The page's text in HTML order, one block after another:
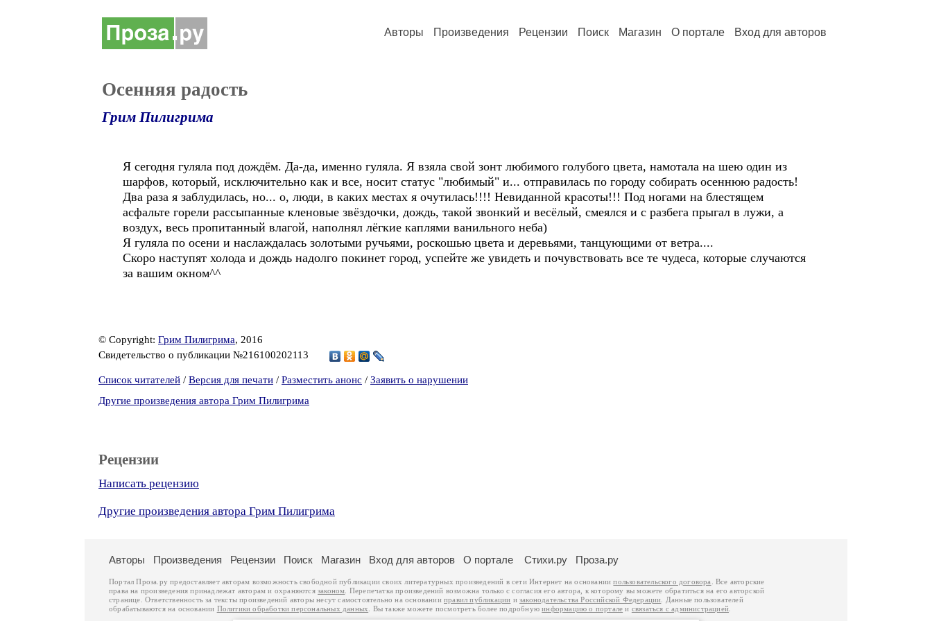
Авторы Произведения Рецензии Поиск Магазин О портале Вход для авторов
Осенняя радость
Грим Пилигрима
Я сегодня гуляла под дождём. Да-да, именно гуляла. Я взяла свой зонт любимого голубого цвета, намотала на шею один из
шарфов, который, исключительно как и все, носит статус "любимый" и... отправилась по городу собирать осеннюю радость!
Два раза я заблудилась, но... о, люди, в каких местах я очутилась!!!! Невиданной красоты!!! Под ногами на блестящем
асфальте горели рассыпанные кленовые звёздочки, дождь, такой звонкий и весёлый, смеялся и с разбега прыгал в лужи, а
воздух, весь пропитанный влагой, наполнял лёгкие каплями ванильного неба)
Я гуляла по осени и наслаждалась золотыми ручьями, роскошью цвета и деревьями, танцующими от ветра....
Скоро наступят холода и дождь надолго покинет город, успейте же увидеть и почувствовать все те чудеса, которые случаются
за вашим окном^^
© Copyright: Грим Пилигрима, 2016
Свидетельство о публикации №216100202113
Список читателей / Версия для печати / Разместить анонс / Заявить о нарушении
Другие произведения автора Грим Пилигрима
Рецензии
Написать рецензию
Другие произведения автора Грим Пилигрима
Авторы Произведения Рецензии Поиск Магазин Вход для авторов О портале Стихи.ру Проза.ру
Портал Проза.ру предоставляет авторам возможность свободной публикации своих литературных произведений в сети Интернет на основаниипользовательского договора
. Все авторские
права на произведения принадлежат авторам и охраняются законом . Перепечатка произведений возможна только с согласия его автора, к которому вы можете обратиться на его авторской
странице. Ответственность за тексты произведений авторы несут самостоятельно на основанииправил публикации изаконодательства Российской Федерации . Данные пользователей
обрабатываются на основании Политики обработки персональных данных . Вы также можете посмотреть более подробнуюинформацию о портале и связаться с администрацией